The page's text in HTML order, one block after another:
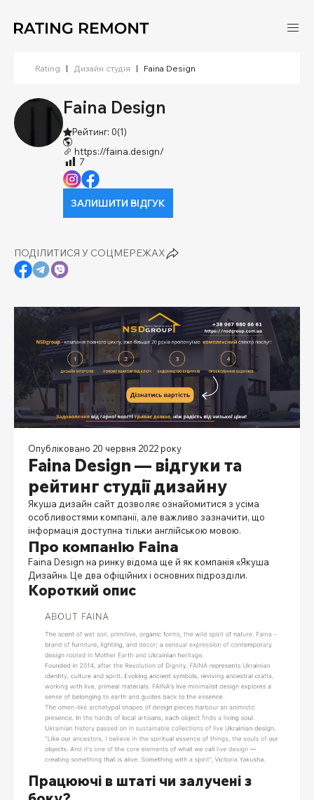
Rating | Дизайн студія | Faina Design
Faina Design
Рейтинг: 0(1)
https://faina.design/
7
ЗАЛИШИТИ ВІДГУК
ПОДІЛИТИСЯ У СОЦМЕРЕЖАХ
Опубліковано 20 червня 2022 року
Faina Design — відгуки та
рейтинг студії дизайну
Якуша дизайн сайт дозволяє ознайомитися з усіма
особливостями компанії, але важливо зазначити, що
інформація доступна тільки англійською мовою.
Про компанію Faina
Faina Design на ринку відома ще й як компанія «Якуша
Дизайн». Це два офіційних і основних підрозділи.
Короткий опис
Працюючі в штаті чи залучені з